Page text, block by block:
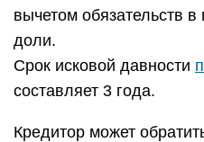
вычетом обязательств
доли.
Срок исковой давности
составляет 3 года.
Кредитор может